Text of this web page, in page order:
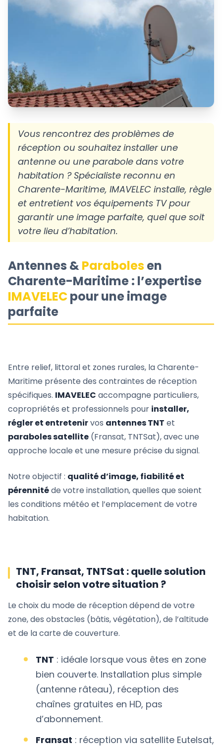
Vous rencontrez des problèmes de
réception ou souhaitez installer une
antenne ou une parabole dans votre
habitation ? Spécialiste reconnu en
Charente-Maritime, IMAVELEC installe, règle
et entretient vos équipements TV pour
garantir une image parfaite, quel que soit
votre lieu d’habitation.
Antennes &Parabolesen
Charente-Maritime : l’expertise
IMAVELECpour une image
parfaite
Entre relief, littoral et zones rurales, la Charente-
Maritime présente des contraintes de réception
spécifiques. IMAVELEC accompagne particuliers,
copropriétés et professionnels pour installer,
régler et entretenirvos antennes TNT et
paraboles satellite (Fransat, TNTSat), avec une
approche locale et une mesure précise du signal.
Notre objectif : qualité d’image, fiabilité et
pérennitéde votre installation, quelles que soient
les conditions météo et l’emplacement de votre
habitation.
TNT, Fransat, TNTSat : quelle solution
choisir selon votre situation ?
Le choix du mode de réception dépend de votre
zone, des obstacles (bâtis, végétation), de l’altitude
et de la carte de couverture.
TNT : idéale lorsque vous êtes en zone
bien couverte. Installation plus simple
(antenne râteau), réception des
chaînes gratuites en HD, pas
d’abonnement.
Fransat : réception via satellite Eutelsat,